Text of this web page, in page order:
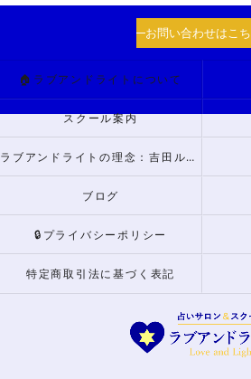
お問い合わせはこ
🏠ラブアンドライトについて
スクール案内
ラブアンドライトの理念：吉田ルナからのメッセージ
ブログ
🔒プライバシーポリシー
特定商取引法に基づく表記